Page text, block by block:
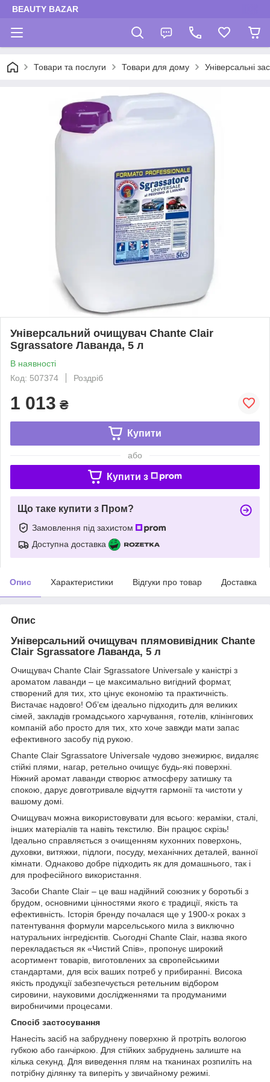
BEAUTY BAZAR
Товари та послуги Товари для дому Універсальні
Універсальний очищувач Chante Clair
Sgrassatore Лаванда, 5 л
В наявності
Код: 507374
Роздріб
1 013 ₴
Купити
або
Купити з
Що таке купити з Пром?
Замовлення під захистом
Доступна доставка
Опис Характеристики Відгуки про товар Доставка
Опис
Універсальний очищувач плямовивідник Chante
Clair Sgrassatore Лаванда, 5 л
Очищувач Chante Clair Sgrassatore Universale у каністрі з
ароматом лаванди – це максимально вигідний формат,
створений для тих, хто цінує економію та практичність.
Вистачає надовго! Об’єм ідеально підходить для великих
сімей, закладів громадського харчування, готелів, клінінгових
компаній або просто для тих, хто хоче завжди мати запас
ефективного засобу під рукою.
Chante Clair Sgrassatore Universale чудово знежирює, видаляє
стійкі плями, нагар, ретельно очищує будь-які поверхні.
Ніжний аромат лаванди створює атмосферу затишку та
спокою, дарує довготривале відчуття гармонії та чистоти у
вашому домі.
Очищувач можна використовувати для всього: кераміки, сталі,
інших матеріалів та навіть текстилю. Він працює скрізь!
Ідеально справляється з очищенням кухонних поверхонь,
духовки, витяжки, підлоги, посуду, механічних деталей, ванної
кімнати. Однаково добре підходить як для домашнього, так і
для професійного використання.
Засоби Chante Clair – це ваш надійний союзник у боротьбі з
брудом, основними цінностями якого є традиції, якість та
ефективність. Історія бренду почалася ще у 1900-х роках з
патентування формули марсельського мила з виключно
натуральних інгредієнтів. Сьогодні Chante Clair, назва якого
перекладається як «Чистий Спів», пропонує широкий
асортимент товарів, виготовлених за європейськими
стандартами, для всіх ваших потреб у прибиранні. Висока
якість продукції забезпечується ретельним відбором
сировини, науковими дослідженнями та продуманими
виробничими процесами.
Спосіб застосування
Нанесіть засіб на забруднену поверхню й протріть вологою
губкою або ганчіркою. Для стійких забруднень залиште на
кілька секунд. Для виведення плям на тканинах розпиліть на
потрібну ділянку та виперіть у звичайному режимі.